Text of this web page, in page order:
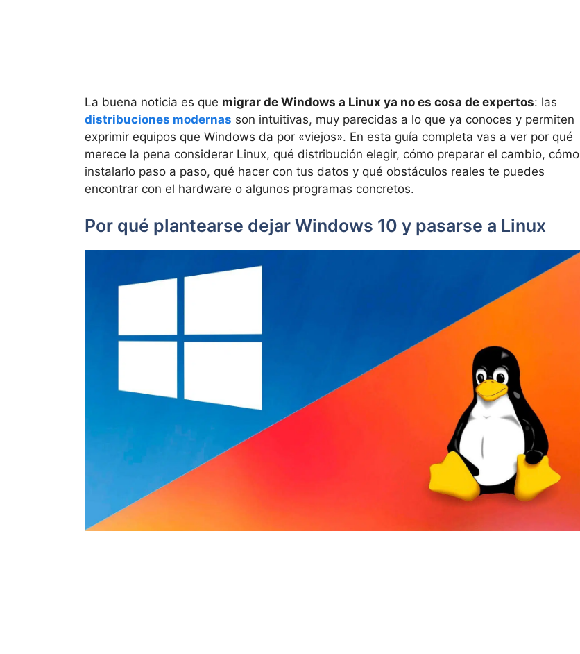
La buena noticia es que migrar de Windows a Linux ya no es cosa de expertos: las
distribuciones modernas son intuitivas, muy parecidas a lo que ya conoces y permiten
exprimir equipos que Windows da por «viejos». En esta guía completa vas a ver por qué
merece la pena considerar Linux, qué distribución elegir, cómo preparar el cambio, cómo
instalarlo paso a paso, qué hacer con tus datos y qué obstáculos reales te puedes
encontrar con el hardware o algunos programas concretos.
Por qué plantearse dejar Windows 10 y pasarse a Linux